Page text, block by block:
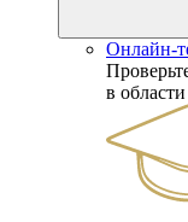
Онлайн-
в